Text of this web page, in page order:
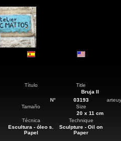
Título Title
Bruja II
N°
03193
arteuy
Tamaño
Size
20 x 11 cm
Técnica
Technique
Escultura - óleo s.
Papel
Sculpture - Oil on
Paper